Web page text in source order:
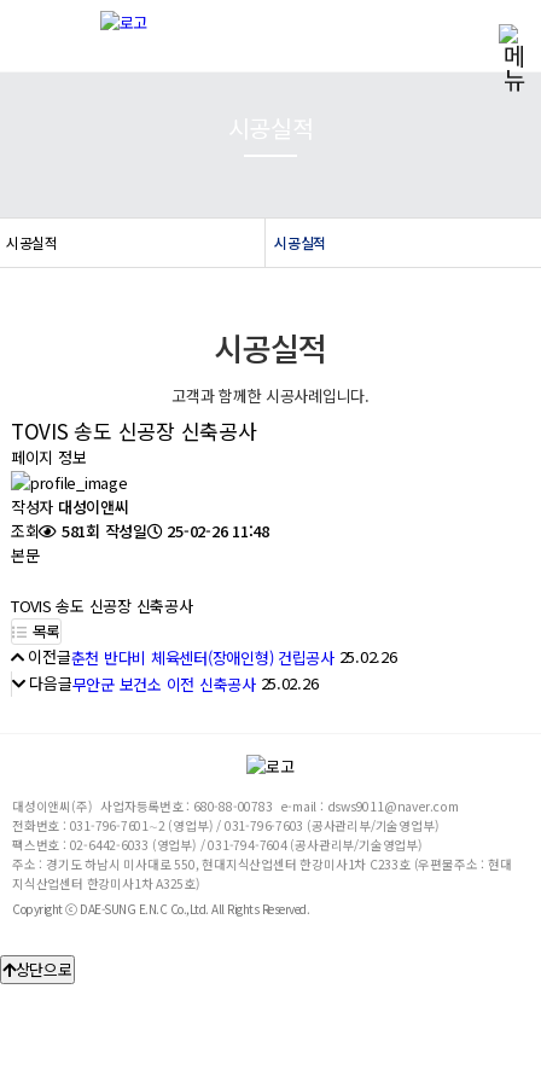
시공실적 시공실적
시공실적
고객과 함께한 시공사례입니다.
TOVIS 송도 신공장 신축공사
페이지 정보
작성자 대성이앤씨
조회
581회 작성일
25-02-26 11:48
본문
TOVIS 송도 신공장 신축공사
목록
이전글춘천 반다비 체육센터(장애인형) 건립공사 25.02.26
다음글무안군 보건소 이전 신축공사 25.02.26
대성이앤씨(주) 사업자등록번호 : 680-88-00783 e-mail : dsws9011@naver.com
전화번호 : 031-796-7601∼2 (영업부) / 031-796-7603 (공사관리부/기술영업부)
팩스번호 : 02-6442-6033 (영업부) / 031-794-7604 (공사관리부/기술영업부)
주소 : 경기도 하남시 미사대로 550, 현대지식산업센터 한강미사1차 C233호 (우편물주소 : 현대
지식산업센터 한강미사1차 A325호)
Copyright ⓒ DAE-SUNG E.N.C Co.,Ltd. All Rights Reserved.
상단으로